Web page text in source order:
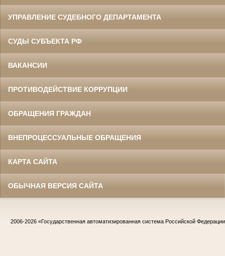
УПРАВЛЕНИЕ СУДЕБНОГО ДЕПАРТАМЕНТА
СУДЫ СУБЪЕКТА РФ
ВАКАНСИИ
ПРОТИВОДЕЙСТВИЕ КОРРУПЦИИ
ОБРАЩЕНИЯ ГРАЖДАН
ВНЕПРОЦЕССУАЛЬНЫЕ ОБРАЩЕНИЯ
КАРТА САЙТА
ОБЫЧНАЯ ВЕРСИЯ САЙТА
2006-2026 «Государственная автоматизированная система Российской